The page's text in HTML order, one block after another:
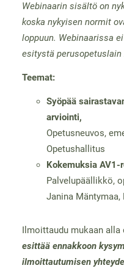
Webinaarin sisältö on
koska nykyisen normit
loppuun. Webinaarissa
esitystä perusopetuslain
Teemat:
Syöpää
arviointi,
Opetusneuvos,
Opetushallitus
Kokemuksia AV1-
Palvelupäällikkö,
Janina Mäntymaa,
Ilmoittaudu mukaan
esittää ennakkoon
ilmoittautumisen